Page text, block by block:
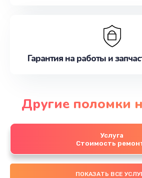
Гарантия на работы и
Другие поломки
Услуга
Стоимость
ПОКАЗАТЬ ВСЕ